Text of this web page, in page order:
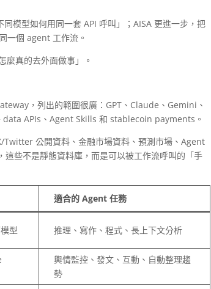
同模型如何用同一套 API 呼叫」；AISA 更進一步，把
一個 agent 工作流。
麼真的去外面做事」。
，列出的範圍很廣：GPT、Claude、Gemini、
APIs、Agent Skills 和 stablecoin payments。
公開資料、金融市場資料、預測市場、Agent
些不是靜態資料庫，而是可以被工作流呼叫的「手
適合的 Agent 任務
型 推理、寫作、程式、長上下文分析
輿情監控、發文、互動、自動整理趨
勢